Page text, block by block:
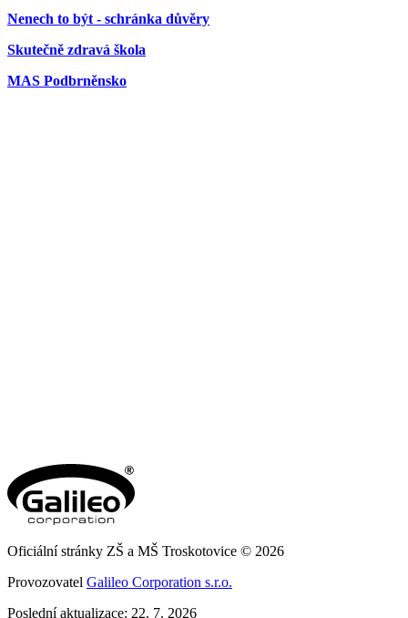
Nenech to být - schránka důvěry
Skutečně zdravá škola
MAS Podbrněnsko
Oficiální stránky ZŠ a MŠ Troskotovice © 2026
Provozovatel Galileo Corporation s.r.o.
Poslední aktualizace: 22. 7. 2026